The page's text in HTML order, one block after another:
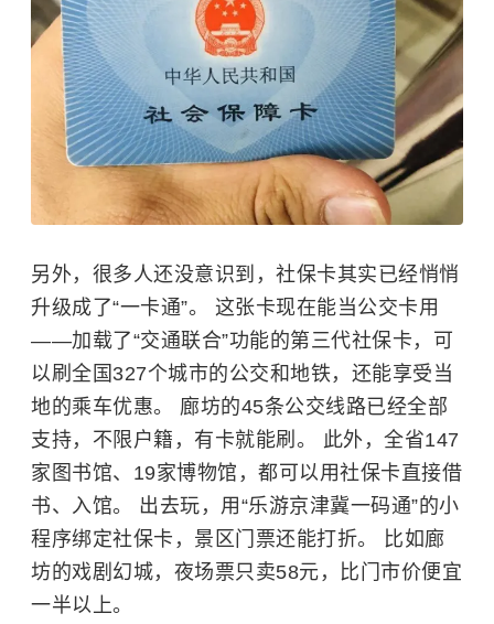
另外，很多人还没意识到，社保卡其实已经悄悄
升级成了“一卡通”。 这张卡现在能当公交卡用
——加载了“交通联合”功能的第三代社保卡，可
以刷全国327个城市的公交和地铁，还能享受当
地的乘车优惠。 廊坊的45条公交线路已经全部
支持，不限户籍，有卡就能刷。 此外，全省147
家图书馆、19家博物馆，都可以用社保卡直接借
书、入馆。 出去玩，用“乐游京津冀一码通”的小
程序绑定社保卡，景区门票还能打折。 比如廊
坊的戏剧幻城，夜场票只卖58元，比门市价便宜
一半以上。